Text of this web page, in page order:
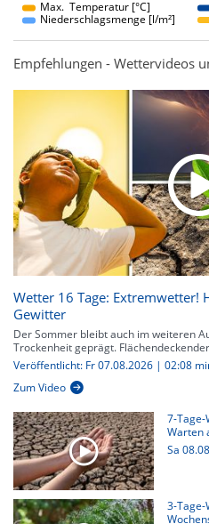
Max. Temperatur [°C]
Niederschlagsmenge [l/m²]
Empfehlungen - Wettervideos
Wetter 16 Tage: Extremwetter!
Gewitter
Der Sommer bleibt auch im weiteren
Trockenheit geprägt.
Veröffentlicht: Fr 07.08.2026 | 02:08
Zum Video
7-
Warten
Sa
3-